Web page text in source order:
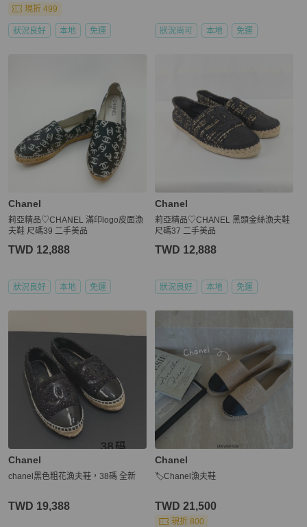
現折 499
狀況良好 本地 免運 狀況尚可 本地 免運
Chanel
莉亞精品♡CHANEL 滿印logo皮面漁
夫鞋 尺碼39 二手美品
TWD 12,888
狀況良好 本地 免運
Chanel
莉亞精品♡CHANEL 黑頭金絲漁夫鞋
尺碼37 二手美品
TWD 12,888
狀況良好 本地 免運
Chanel
chanel黑色粗花漁夫鞋，38碼 全新
TWD 19,388
Chanel
🏷Chanel漁夫鞋
TWD 21,500
現折 800